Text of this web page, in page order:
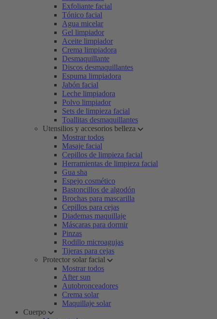
Exfoliante facial
Tónico facial
Agua micelar
Gel limpiador
Aceite limpiador
Crema limpiadora
Desmaquillante
Discos desmaquillantes
Espuma limpiadora
Jabón facial
Leche limpiadora
Polvo limpiador
Sets de limpieza facial
Toallitas desmaquillantes
Utensilios y accesorios belleza
Mostrar todos
Masaje facial
Cepillos de limpieza facial
Herramientas de limpieza facial
Gua sha
Espejo cosmético
Bastoncillos de algodón
Brochas para mascarilla
Cepillos para cejas
Diademas maquillaje
Máscaras para dormir
Pinzas
Rodillo microagujas
Tijeras para cejas
Protector solar facial
Mostrar todos
After sun
Autobronceadores
Crema solar
Maquillaje solar
Cuerpo